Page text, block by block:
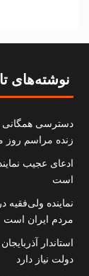
نوشته‌های
دسترسی همگانی
زنده مراسم روز
ادعای عجیب
است
نماینده ولی‌فقیه
مردم ایران است
استاندار
دولت نیاز دارد